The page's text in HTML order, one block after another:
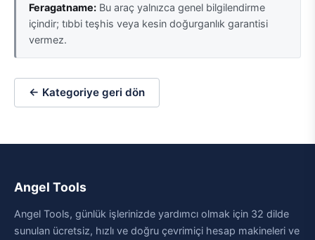
Feragatname: Bu araç yalnızca genel bilgilendirme
içindir; tıbbi teşhis veya kesin doğurganlık garantisi
vermez.
← Kategoriye geri dön
Angel Tools
Angel Tools, günlük işlerinizde yardımcı olmak için 32 dilde
sunulan ücretsiz, hızlı ve doğru çevrimiçi hesap makineleri ve